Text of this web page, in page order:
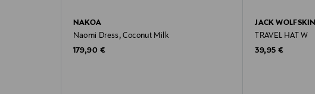
NAKOA
Naomi Dress, Coconut Milk
Original Price
179,90 €
JACK WOLFSKIN
TRAVEL HAT W
Original Price
39,95 €